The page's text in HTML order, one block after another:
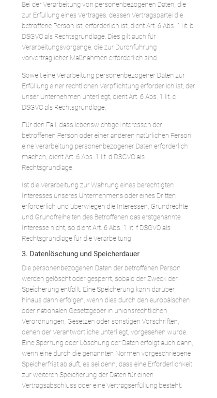
Bei der Verarbeitung von personenbezogenen Daten, die
zur Erfüllung eines Vertrages, dessen Vertragspartei die
betroffene Person ist, erforderlich ist, dient Art. 6 Abs. 1 lit. b
DSGVO als Rechtsgrundlage. Dies gilt auch für
Verarbeitungsvorgänge, die zur Durchführung
vorvertraglicher Maßnahmen erforderlich sind.
Soweit eine Verarbeitung personenbezogener Daten zur
Erfüllung einer rechtlichen Verpflichtung erforderlich ist, der
unser Unternehmen unterliegt, dient Art. 6 Abs. 1 lit. c
DSGVO als Rechtsgrundlage.
Für den Fall, dass lebenswichtige Interessen der
betroffenen Person oder einer anderen natürlichen Person
eine Verarbeitung personenbezogener Daten erforderlich
machen, dient Art. 6 Abs. 1 lit. d DSGVO als
Rechtsgrundlage.
Ist die Verarbeitung zur Wahrung eines berechtigten
Interesses unseres Unternehmens oder eines Dritten
erforderlich und überwiegen die Interessen, Grundrechte
und Grundfreiheiten des Betroffenen das erstgenannte
Interesse nicht, so dient Art. 6 Abs. 1 lit. f DSGVO als
Rechtsgrundlage für die Verarbeitung.
3. Datenlöschung und Speicherdauer
Die personenbezogenen Daten der betroffenen Person
werden gelöscht oder gesperrt, sobald der Zweck der
Speicherung entfällt. Eine Speicherung kann darüber
hinaus dann erfolgen, wenn dies durch den europäischen
oder nationalen Gesetzgeber in unionsrechtlichen
Verordnungen, Gesetzen oder sonstigen Vorschriften,
denen der Verantwortliche unterliegt, vorgesehen wurde.
Eine Sperrung oder Löschung der Daten erfolgt auch dann,
wenn eine durch die genannten Normen vorgeschriebene
Speicherfrist abläuft, es sei denn, dass eine Erforderlichkeit
zur weiteren Speicherung der Daten für einen
Vertragsabschluss oder eine Vertragserfüllung besteht.